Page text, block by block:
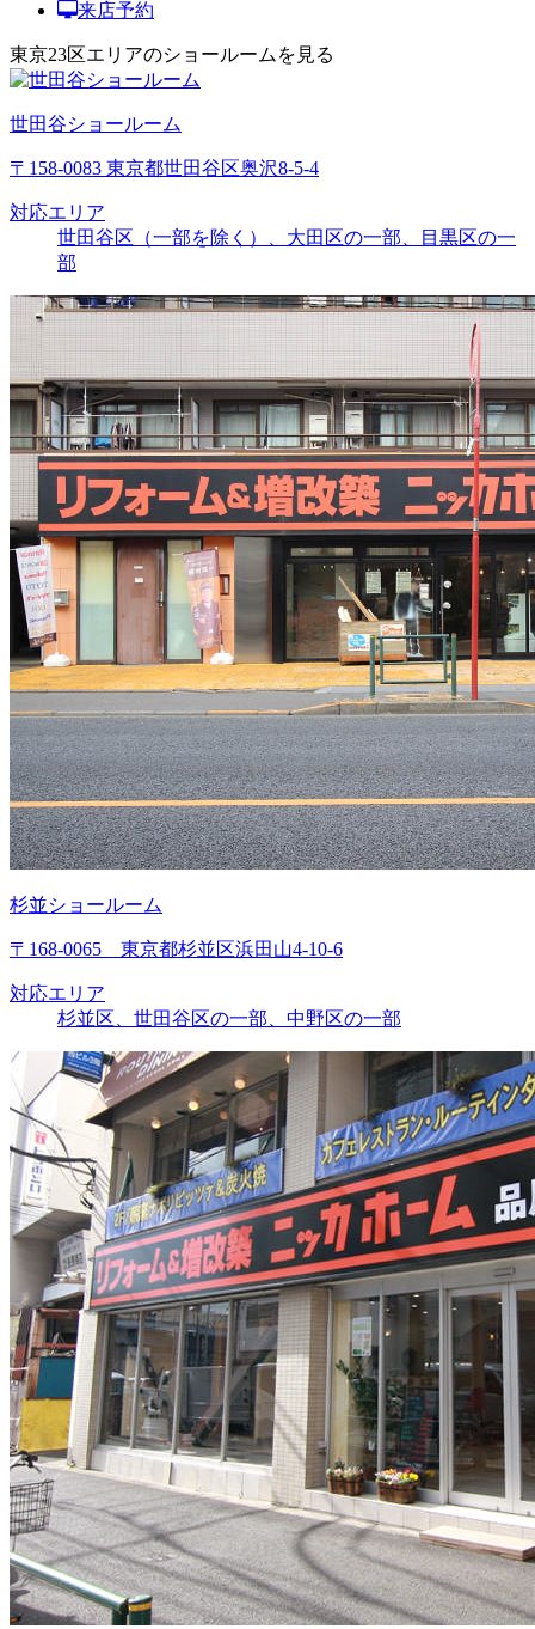
来店予約
東京23区エリアのショールームを見る
世田谷ショールーム
〒158-0083 東京都世田谷区奥沢8-5-4
対応エリア
世田谷区（一部を除く）、大田区の一部、目黒区の一
部
杉並ショールーム
〒168-0065 東京都杉並区浜田山4-10-6
対応エリア
杉並区、世田谷区の一部、中野区の一部